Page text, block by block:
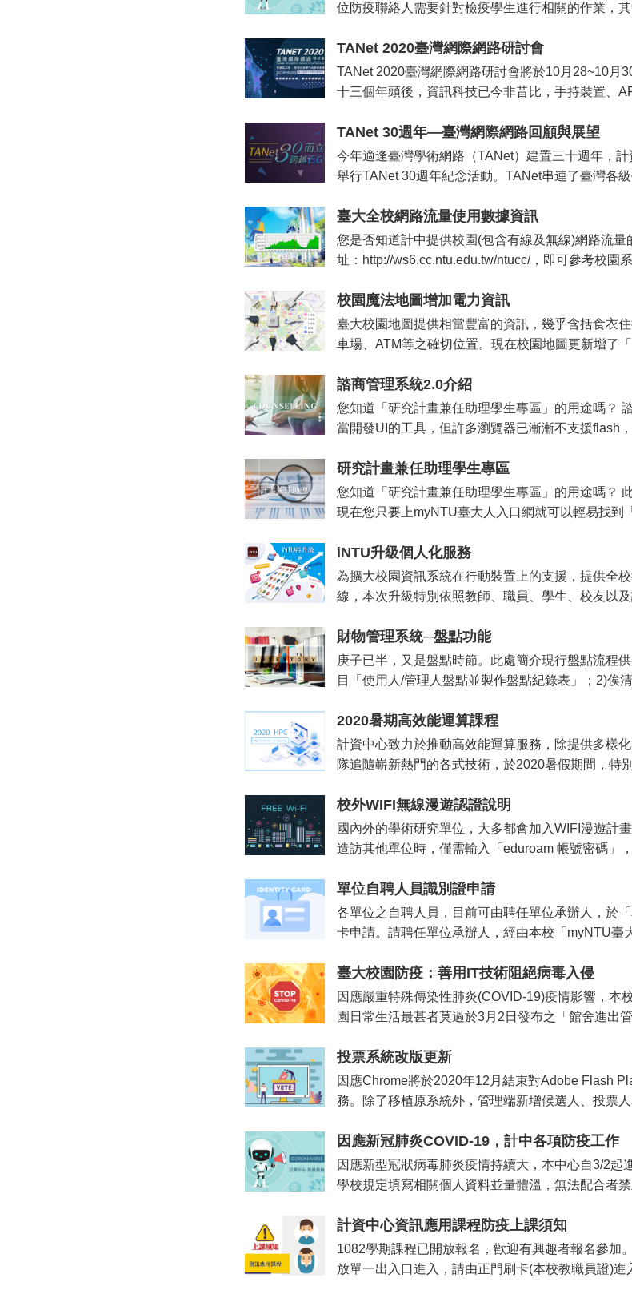
位防疫聯絡人需要針對檢疫學生進行相關的作業，
TANet 2020臺灣網際網路研討會
TANet 2020臺灣網際網路研討會將於10月28~10月
十三個年頭後，資訊科技已今非昔比，手持裝置、
TANet 30週年—臺灣網際網路回顧與展望
今年適逢臺灣學術網路（TANet）建置三十週年，
舉行TANet 30週年紀念活動。TANet串連了臺灣各
臺大全校網路流量使用數據資訊
您是否知道計中提供校園(包含有線及無線)網路流
址：http://ws6.cc.ntu.edu.tw/ntucc/，即可參考校園
校園魔法地圖增加電力資訊
臺大校園地圖提供相當豐富的資訊，幾乎含括食衣
車場、ATM等之確切位置。現在校園地圖更新增了
諮商管理系統2.0介紹
您知道「研究計畫兼任助理學生專區」的用途嗎？
當開發UI的工具，但許多瀏覽器已漸漸不支援flash
研究計畫兼任助理學生專區
您知道「研究計畫兼任助理學生專區」的用途嗎？
現在您只要上myNTU臺大人入口網就可以輕易找到
iNTU升級個人化服務
為擴大校園資訊系統在行動裝置上的支援，提供全
線，本次升級特別依照教師、職員、學生、校友以
財物管理系統─盤點功能
庚子已半，又是盤點時節。此處簡介現行盤點流程
目「使用人/管理人盤點並製作盤點紀錄表」；2)俟
2020暑期高效能運算課程
計資中心致力於推動高效能運算服務，除提供多樣
隊追隨嶄新熱門的各式技術，於2020暑假期間，特
校外WIFI無線漫遊認證說明
國內外的學術研究單位，大多都會加入WIFI漫遊計
造訪其他單位時，僅需輸入「eduroam 帳號密碼」
單位自聘人員識別證申請
各單位之自聘人員，目前可由聘任單位承辦人，於
卡申請。請聘任單位承辦人，經由本校「myNTU臺
臺大校園防疫：善用IT技術阻絕病毒入侵
因應嚴重特殊傳染性肺炎(COVID-19)疫情影響，本
園日常生活最甚者莫過於3月2日發布之「館舍進出
投票系統改版更新
因應Chrome將於2020年12月結束對Adobe Flash
務。除了移植原系統外，管理端新增候選人、投票
因應新冠肺炎COVID-19，計中各項防疫工作
因應新型冠狀病毒肺炎疫情持續大，本中心自3/2
學校規定填寫相關個人資料並量體溫，無法配合者
計資中心資訊應用課程防疫上課須知
1082學期課程已開放報名，歡迎有興趣者報名參加
放單一出入口進入，請由正門刷卡(本校教職員證)